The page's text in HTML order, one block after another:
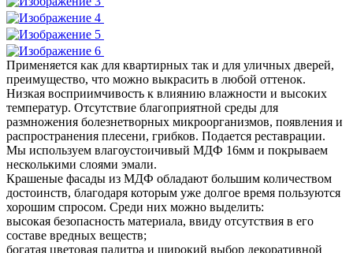
Применяется как для квартирных так и для уличных дверей,
преимущество, что можно выкрасить в любой оттенок.
Низкая восприимчивость к влиянию влажности и высоких
температур. Отсутствие благоприятной среды для
размножения болезнетворных микроорганизмов, появления и
распространения плесени, грибков. Подается реставрации.
Мы используем влагоустоичивый МДФ 16мм и покрываем
несколькими слоями эмали.
Крашеные фасады из МДФ обладают большим количеством
достоинств, благодаря которым уже долгое время пользуются
хорошим спросом. Среди них можно выделить:
высокая безопасность материала, ввиду отсутствия в его
составе вредных веществ;
богатая цветовая палитра и широкий выбор декоративной